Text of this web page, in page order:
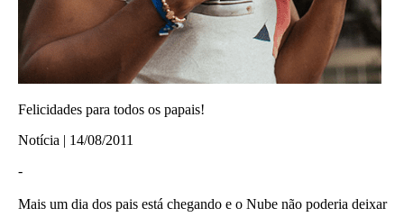
Felicidades para todos os papais!
Notícia | 14/08/2011
-
Mais um dia dos pais está chegando e o Nube não poderia deixar